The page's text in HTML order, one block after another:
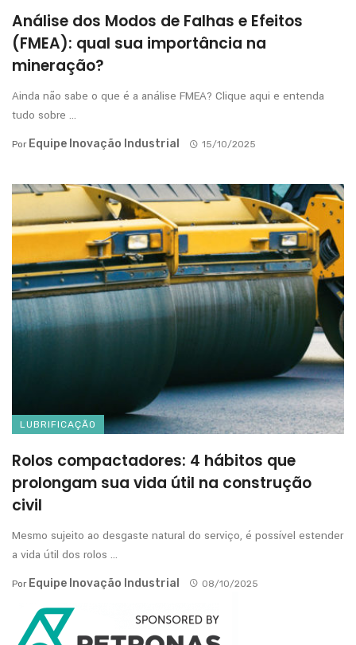
Análise dos Modos de Falhas e Efeitos
(FMEA): qual sua importância na
mineração?
Ainda não sabe o que é a análise FMEA? Clique aqui e entenda
tudo sobre ...
Por Equipe Inovação Industrial 15/10/2025
LUBRIFICAÇÃO
Rolos compactadores: 4 hábitos que
prolongam sua vida útil na construção
civil
Mesmo sujeito ao desgaste natural do serviço, é possível estender
a vida útil dos rolos ...
Por Equipe Inovação Industrial 08/10/2025